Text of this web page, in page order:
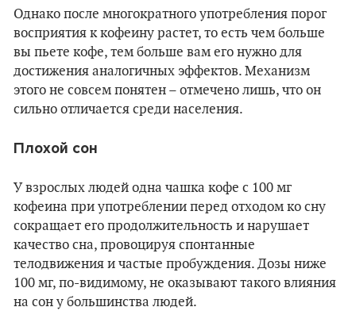
Однако после многократного употребления порог
восприятия к кофеину растет, то есть чем больше
вы пьете кофе, тем больше вам его нужно для
достижения аналогичных эффектов. Механизм
этого не совсем понятен – отмечено лишь, что он
сильно отличается среди населения.
Плохой сон
У взрослых людей одна чашка кофе с 100 мг
кофеина при употреблении перед отходом ко сну
сокращает его продолжительность и нарушает
качество сна, провоцируя спонтанные
телодвижения и частые пробуждения. Дозы ниже
100 мг, по-видимому, не оказывают такого влияния
на сон у большинства людей.